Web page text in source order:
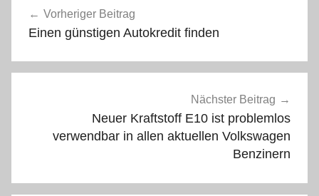
Vorheriger Beitrag
Einen günstigen Autokredit finden
Nächster Beitrag
Neuer Kraftstoff E10 ist problemlos
verwendbar in allen aktuellen Volkswagen
Benzinern